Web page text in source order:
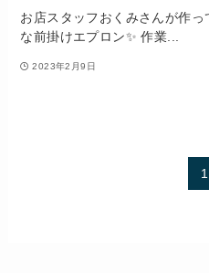
お店スタッフおくみさんが作
な前掛けエプロン✨ 作業...
2023年2月9日
1